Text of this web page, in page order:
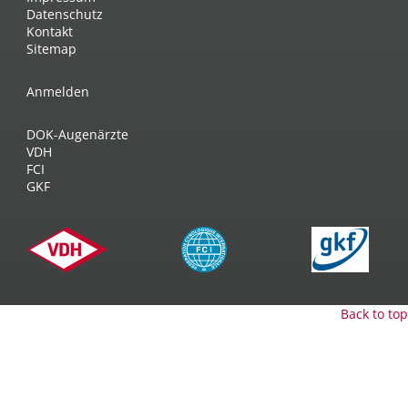
Datenschutz
Kontakt
Sitemap
Anmelden
DOK-Augenärzte
VDH
FCI
GKF
Back to top